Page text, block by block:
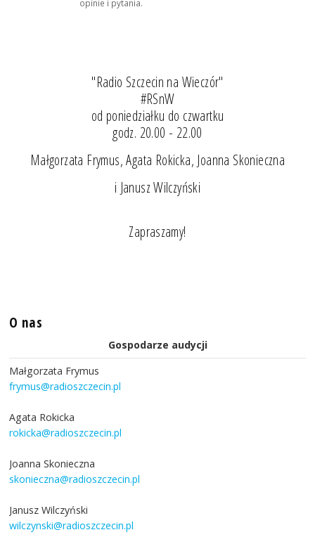
opinie i pytania.
"Radio Szczecin na Wieczór"
#RSnW
od poniedziałku do czwartku
godz. 20.00 - 22.00
Małgorzata Frymus, Agata Rokicka, Joanna Skonieczna
i Janusz Wilczyński
Zapraszamy!
O nas
Gospodarze audycji
Małgorzata Frymus
frymus@radioszczecin.pl
Agata Rokicka
rokicka@radioszczecin.pl
Joanna Skonieczna
skonieczna@radioszczecin.pl
Janusz Wilczyński
wilczynski@radioszczecin.pl